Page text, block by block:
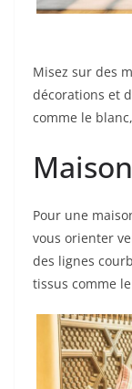
Misez sur des
décorations et
comme le
Pour une
vous orienter
des lignes
tissus comme